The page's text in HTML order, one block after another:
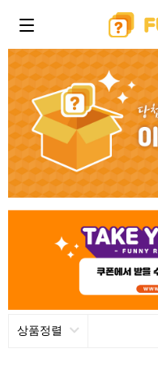
상품정렬